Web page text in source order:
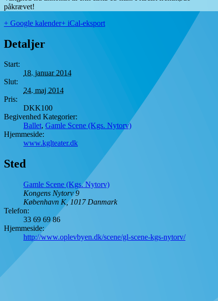
påkrævet!
+ Google kalender+ iCal-eksport
Detaljer
Start:
18. januar 2014
Slut:
24. maj 2014
Pris:
DKK100
Begivenhed Kategorier:
Ballet, Gamle Scene (Kgs. Nytorv)
Hjemmeside:
www.kglteater.dk
Sted
Gamle Scene (Kgs. Nytorv)
Kongens Nytorv 9
København K, 1017 Danmark
Telefon:
33 69 69 86
Hjemmeside:
http://www.oplevbyen.dk/scene/gl-scene-kgs-nytorv/